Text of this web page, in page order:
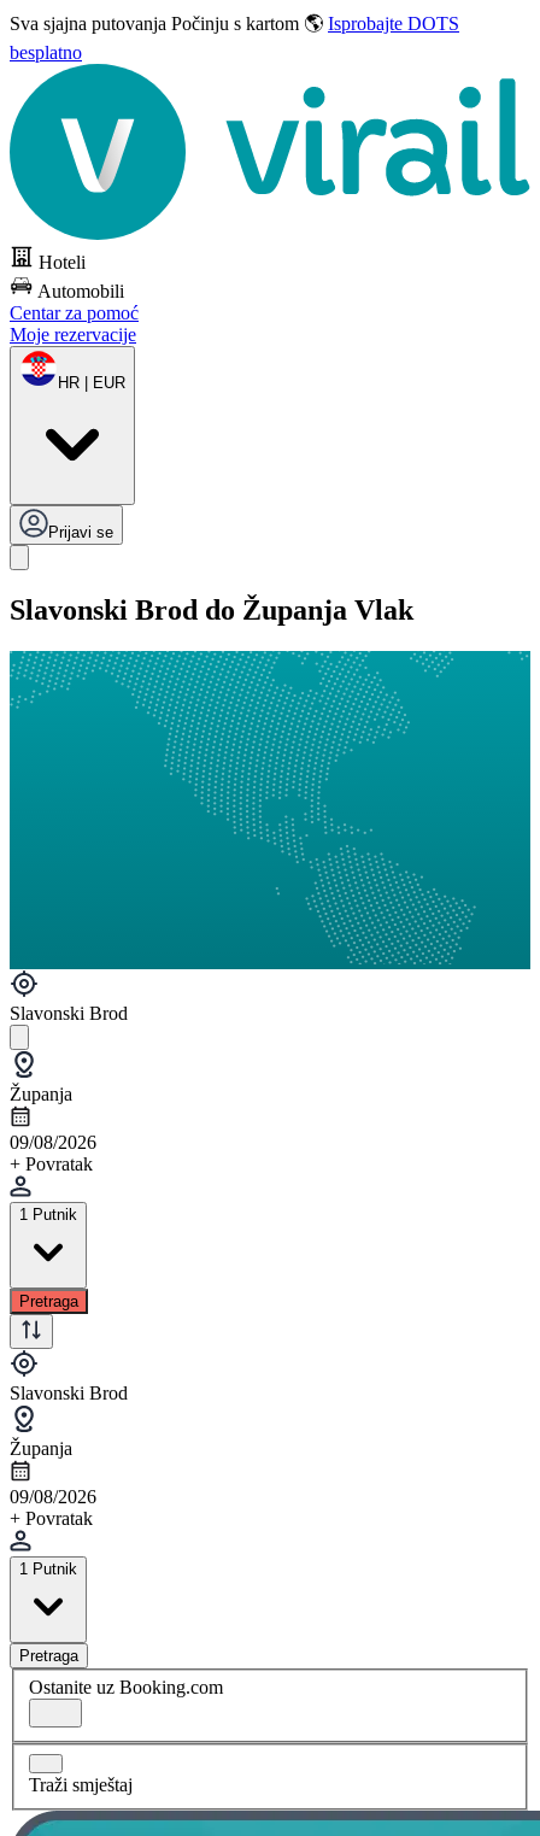
Sva sjajna putovanja Počinju s kartom 🌎 Isprobajte DOTS
besplatno
Hoteli
Automobili
Centar za pomoć
Moje rezervacije
HR | EUR
Prijavi se
Slavonski Brod do Županja Vlak
Slavonski Brod
Županja
09/08/2026
+ Povratak
1 Putnik
Pretraga
Slavonski Brod
Županja
09/08/2026
+ Povratak
1 Putnik
Pretraga
Ostanite uz Booking.com
Traži smještaj